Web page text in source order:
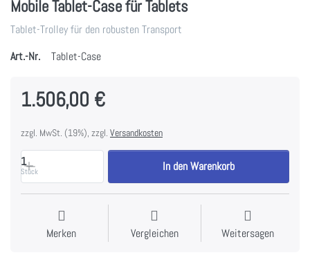
Mobile Tablet-Case für Tablets
Tablet-Trolley für den robusten Transport
Art.-Nr.
Tablet-Case
1.506,00 €
zzgl. MwSt. (19%), zzgl. Versandkosten
1
Stück In den Warenkorb
Merken Vergleichen Weitersagen